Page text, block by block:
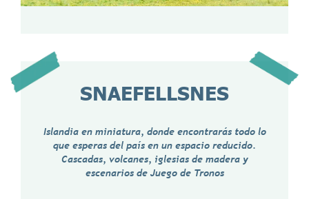
SNAEFELLSNES
Islandia en miniatura, donde encontrarás todo lo
que esperas del país en un espacio reducido.
Cascadas, volcanes, iglesias de madera y
escenarios de Juego de Tronos